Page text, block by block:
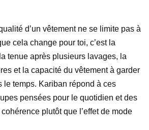
d’un vêtement ne se limite pas à
cela change pour toi, c’est la
tenue après plusieurs lavages, la
et la capacité du vêtement à garder
le temps. Kariban répond à ces
pensées pour le quotidien et des
plutôt que l’effet de mode